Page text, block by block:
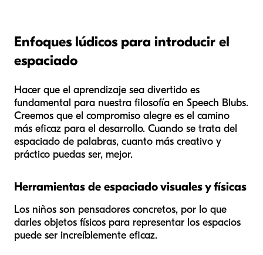
Enfoques lúdicos para introducir el
espaciado
Hacer que el aprendizaje sea divertido es
fundamental para nuestra filosofía en Speech Blubs.
Creemos que el compromiso alegre es el camino
más eficaz para el desarrollo. Cuando se trata del
espaciado de palabras, cuanto más creativo y
práctico puedas ser, mejor.
Herramientas de espaciado visuales y físicas
Los niños son pensadores concretos, por lo que
darles objetos físicos para representar los espacios
puede ser increíblemente eficaz.